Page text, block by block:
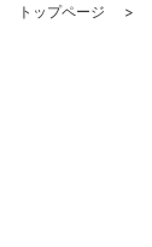
トップページ